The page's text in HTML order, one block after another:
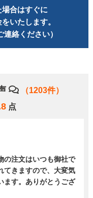
合はすぐに
いたします。
連絡ください）
（1203件）
点
の注文はいつも御社で
てきますので、大変気
ます。ありがとうござ